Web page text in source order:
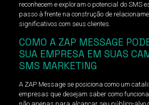
reconhecem e exploram o potencial do SMS
passo à frente na construção de
significativos com seus clientes.
COMO A ZAP MESSAGE
SUA EMPRESA EM SUAS
SMS MARKETING
A ZAP Message se posiciona como um
empresas que desejam saber como